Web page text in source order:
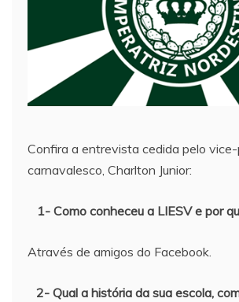
Confira a entrevista cedida pelo
carnavalesco, Charlton Junior:
1- Como conheceu a LIESV e por
Através de amigos do Facebook.
2- Qual a história da sua escola,